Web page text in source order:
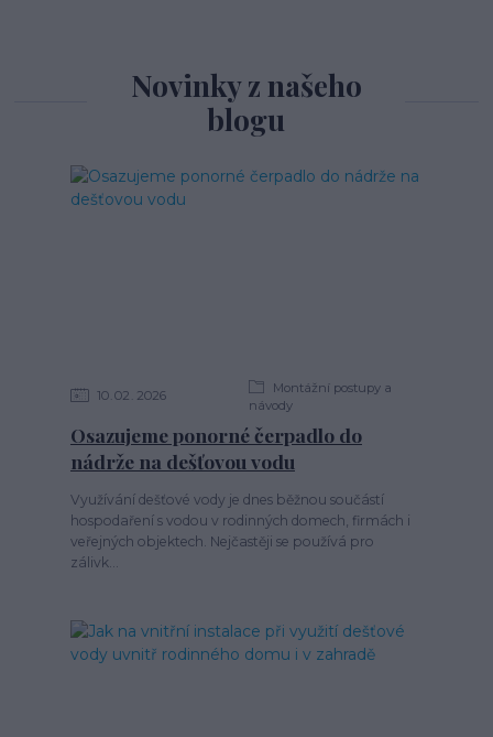
Novinky z našeho
blogu
10 02 2026
Montážní postupy a
návody
Osazujeme ponorné čerpadlo do
nádrže na dešťovou vodu
Využívání dešťové vody je dnes běžnou součástí
hospodaření s vodou v rodinných domech, firmách i
veřejných objektech. Nejčastěji se používá pro
zálivk...